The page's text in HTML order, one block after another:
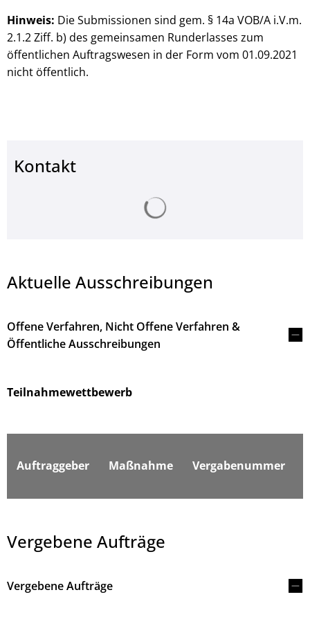
Hinweis: Die Submissionen sind gem. § 14a VOB/A i.V.m.
2.1.2 Ziff. b) des gemeinsamen Runderlasses zum
öffentlichen Auftragswesen in der Form vom 01.09.2021
nicht öffentlich.
Kontakt
Aktuelle Ausschreibungen
Offene Verfahren, Nicht Offene Verfahren &
Öffentliche Ausschreibungen
Teilnahmewettbewerb
Auftraggeber Maßnahme Vergabenummer
Vergebene Aufträge
Vergebene Aufträge